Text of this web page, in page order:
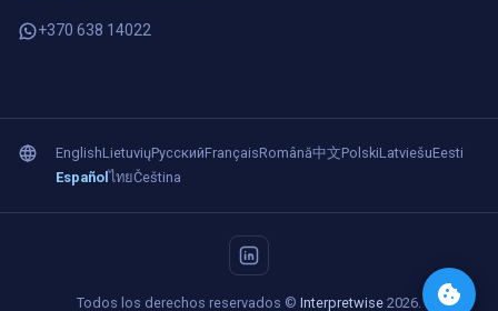
+370 638 14022
EnglishLietuviųРусскийFrançaisRomână中文PolskiLatviešuEesti
EspañolไทยČeština
Todos los derechos reservados © Interpretwise 2026.